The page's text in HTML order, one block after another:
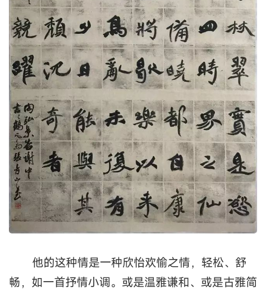
他的这种情是一种欣怡欢愉之情，轻松、舒
畅，如一首抒情小调。或是温雅谦和、或是古雅简